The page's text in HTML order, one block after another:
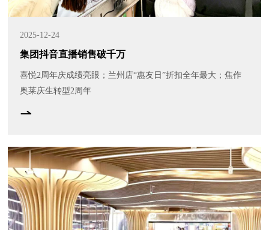
2025-12-24
集团抖音直播销售破千万
喜悦2周年庆成绩亮眼；兰州店“惠友日”折扣全年最大；焦作
奥莱庆生转型2周年